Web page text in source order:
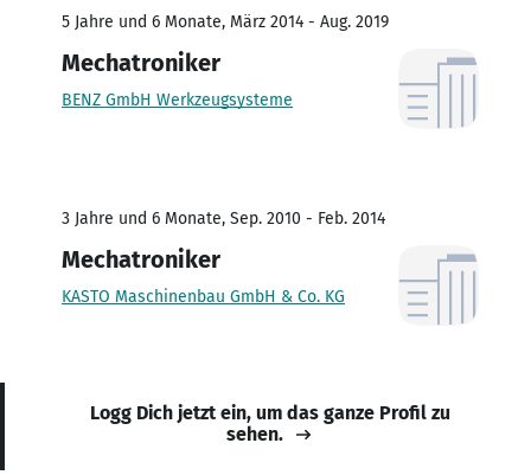
5 Jahre und 6 Monate, März 2014 - Aug. 2019
Mechatroniker
BENZ GmbH Werkzeugsysteme
3 Jahre und 6 Monate, Sep. 2010 - Feb. 2014
Mechatroniker
KASTO Maschinenbau GmbH & Co. KG
Logg Dich jetzt ein, um das ganze Profil zu
sehen.